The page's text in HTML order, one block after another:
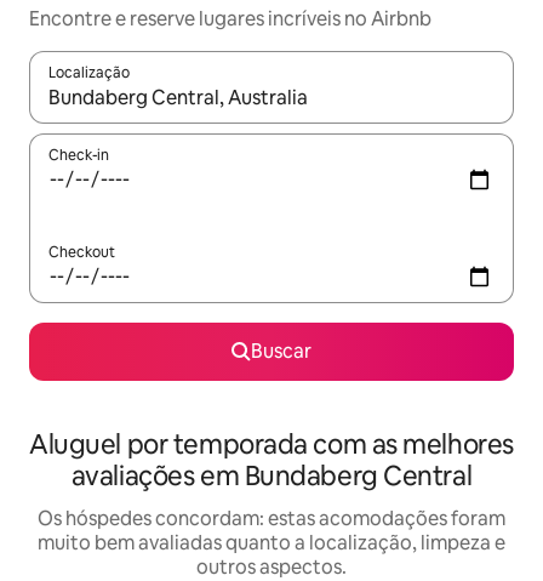
Encontre e reserve lugares incríveis no Airbnb
Localização
Quando os resultados estiverem disponíveis, explore-os
Check-in
Checkout
Buscar
Aluguel por temporada com as melhores
avaliações em Bundaberg Central
Os hóspedes concordam: estas acomodações foram
muito bem avaliadas quanto a localização, limpeza e
outros aspectos.